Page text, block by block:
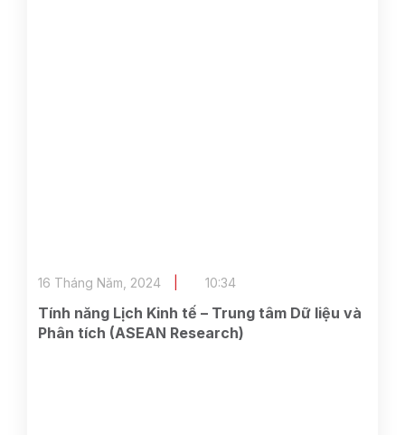
Tính năng Lịch Kinh tế – Trung tâm Dữ liệu và
Phân tích (ASEAN Research)
16 Tháng Năm, 2024 10:34